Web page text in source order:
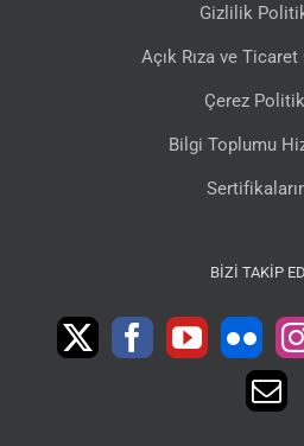
Gizlilik
Açık Rıza ve
Çerez
Bilgi Toplumu
BIZI TAKIP